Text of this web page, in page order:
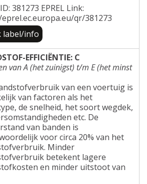
381273 EPREL Link:
qr/381273
label/info
EFFICIËNTIE: C
van A (het zuinigst) t/m E (het minst
van een voertuig is
van factoren als het
de snelheid, het soort wegdek,
etc. De
van banden is
voor circa 20% van het
Minder
betekent lagere
en minder uitstoot van